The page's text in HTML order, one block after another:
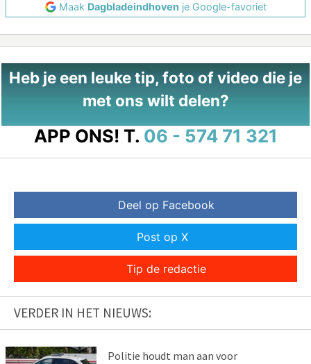
Maak Dagbladeindhoven je Google-favoriet
Heb je een leuke tip, foto of video die je
met ons wilt delen?
APP ONS! T. 06 - 574 71 321
Deel op Facebook
Post op X
Tip de redactie
VERDER IN HET NIEUWS:
Politie houdt man aan voor